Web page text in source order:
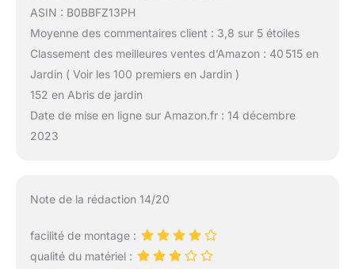
ASIN : B0BBFZ13PH
Moyenne des commentaires client : 3,8 sur 5 étoiles
Classement des meilleures ventes d’Amazon : 40 515 en
Jardin ( Voir les 100 premiers en Jardin )
152 en Abris de jardin
Date de mise en ligne sur Amazon.fr : 14 décembre
2023
Note de la rédaction 14/20
facilité de montage :
qualité du matériel :